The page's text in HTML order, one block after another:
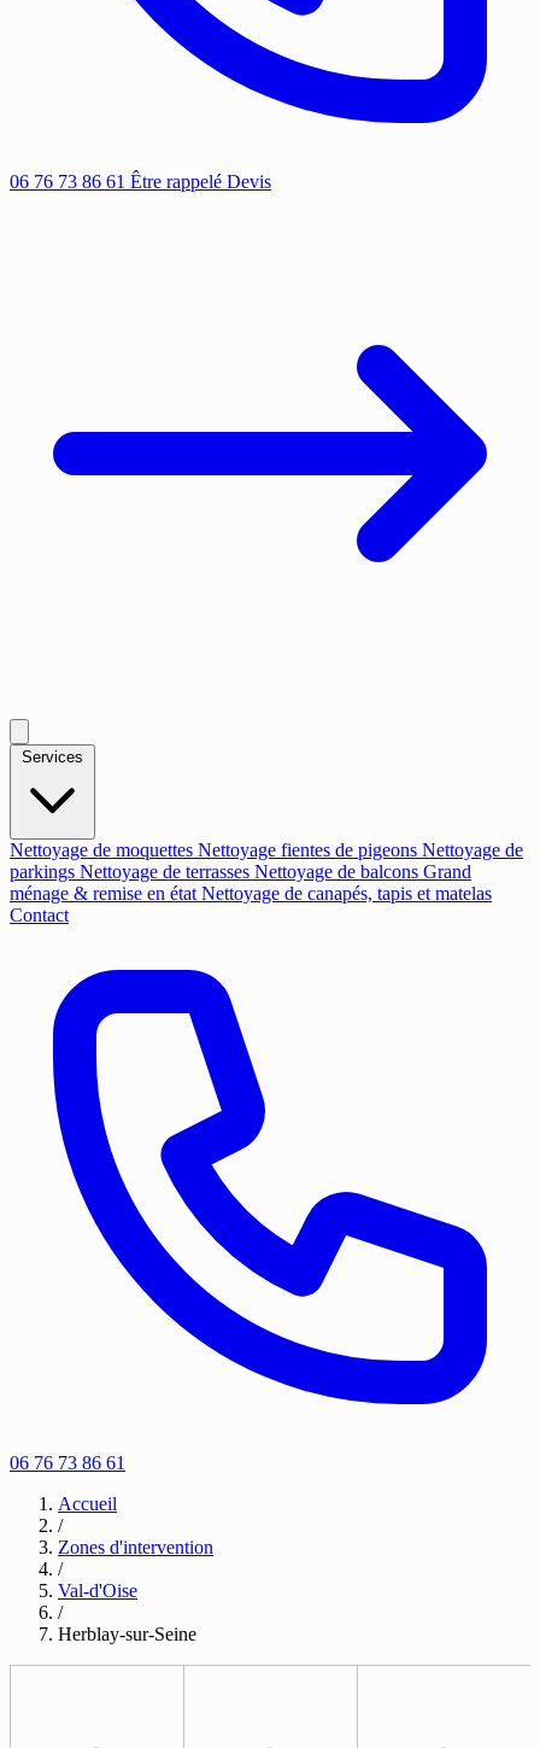
06 76 73 86 61 Être rappelé Devis
Nettoyage de moquettes Nettoyage fientes de pigeons Nettoyage de
parkings Nettoyage de terrasses Nettoyage de balcons Grand
ménage & remise en état Nettoyage de canapés, tapis et matelas
Contact
06 76 73 86 61
Accueil
/
Zones d'intervention
/
Val-d'Oise
/
Herblay-sur-Seine